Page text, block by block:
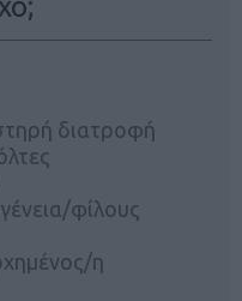
διατροφή
φίλους
η